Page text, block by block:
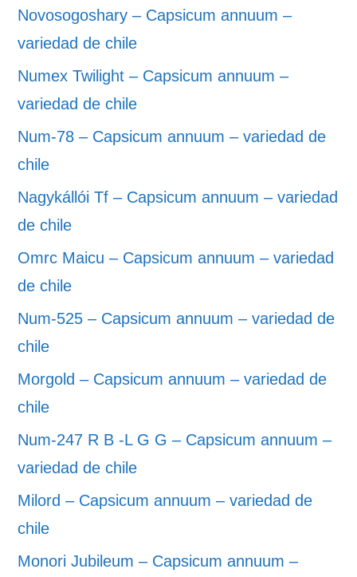
Novosogoshary – Capsicum annuum –
variedad de chile
Numex Twilight – Capsicum annuum –
variedad de chile
Num-78 – Capsicum annuum – variedad de
chile
Nagykállói Tf – Capsicum annuum – variedad
de chile
Omrc Maicu – Capsicum annuum – variedad
de chile
Num-525 – Capsicum annuum – variedad de
chile
Morgold – Capsicum annuum – variedad de
chile
Num-247 R B -L G G – Capsicum annuum –
variedad de chile
Milord – Capsicum annuum – variedad de
chile
Monori Jubileum – Capsicum annuum –